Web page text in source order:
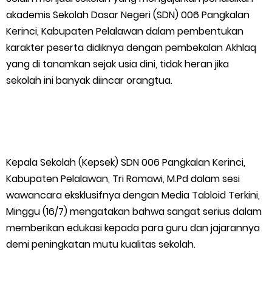
Polres Kepulauan Meranti Gelar Ekspedisi Merah Putih" Jalin
Sinergitas dengan Insan Pers, Komunitas dan Mahasiswa
PLN Selat Panjang Minta Maaf, Janji Datangkan Mesin Sewa
PLN: Hentikan Pemadaman dan Beri Kompensasi
FPMP.TB Bersama OPP Teluk Belitung, Dan Perwakilan
Masyarakat Desa Se- Kecamatan Merbau Datangi PLTG
akademis Sekolah Dasar Negeri (SDN) 006 Pangkalan
Kerinci, Kabupaten Pelalawan dalam pembentukan
karakter peserta didiknya dengan pembekalan Akhlaq
yang di tanamkan sejak usia dini, tidak heran jika
sekolah ini banyak diincar orangtua.
Kepala Sekolah (Kepsek) SDN 006 Pangkalan Kerinci,
Kabupaten Pelalawan, Tri Romawi, M.Pd dalam sesi
wawancara eksklusifnya dengan Media Tabloid Terkini,
Minggu (16/7) mengatakan bahwa sangat serius dalam
memberikan edukasi kepada para guru dan jajarannya
demi peningkatan mutu kualitas sekolah.